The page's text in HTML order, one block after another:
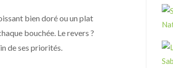
bien doré ou un plat
bouchée. Le revers ?
de ses priorités.